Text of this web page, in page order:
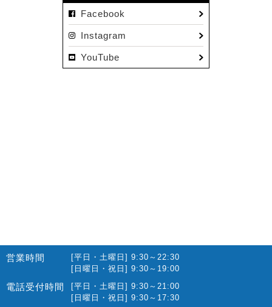
2022.11(16)
2022.01(10)
2021.12(12)
Facebook
Instagram
YouTube
営業時間
[平日・土曜日] 9:30～22:30
[日曜日・祝日] 9:30～19:00
電話受付時間
[平日・土曜日] 9:30～21:00
[日曜日・祝日] 9:30～17:30